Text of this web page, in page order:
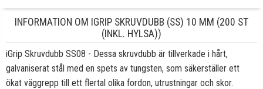
INFORMATION OM IGRIP SKRUVDUBB (SS) 10 MM (200 ST
(INKL. HYLSA))
iGrip Skruvdubb SS08 - Dessa skruvdubb är tillverkade i hårt,
galvaniserat stål med en spets av tungsten, som säkerställer ett
ökat väggrepp till ett flertal olika fordon, utrustningar och skor.